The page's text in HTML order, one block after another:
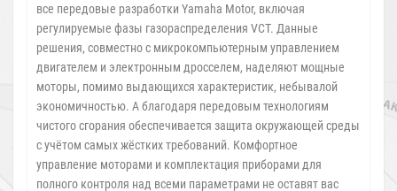
все передовые разработки Yamaha Motor, включая
регулируемые фазы газораспределения VCT. Данные
решения, совместно с микрокомпьютерным управлением
двигателем и электронным дросселем, наделяют мощные
моторы, помимо выдающихся характеристик, небывалой
экономичностью. А благодаря передовым технологиям
чистого сгорания обеспечивается защита окружающей среды
с учётом самых жёстких требований. Комфортное
управление моторами и комплектация приборами для
полного контроля над всеми параметрами не оставят вас